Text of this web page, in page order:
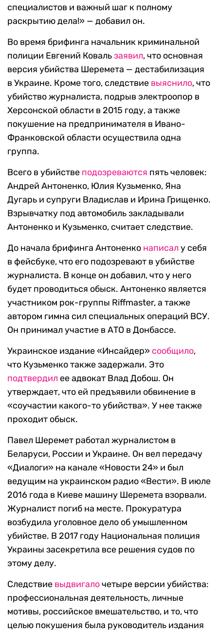
специалистов и важный шаг к полному
раскрытию дела!» — добавил он.
Во время брифинга начальник криминальной
полиции Евгений Ковальзаявил, что основная
версия убийства Шеремета — дестабилизация
в Украине. Кроме того, следствие выяснило, что
убийство журналиста, подрыв электроопор в
Херсонской области в 2015 году, а также
покушение на предпринимателя в Ивано-
Франковской области осуществила одна
группа.
Всего в убийстве подозреваются пять человек:
Андрей Антоненко, Юлия Кузьменко, Яна
Дугарь и супруги Владислав и Ирина Грищенко.
Взрывчатку под автомобиль закладывали
Антоненко и Кузьменко, считает следствие.
До начала брифинга Антоненко написал у себя
в фейсбуке, что его подозревают в убийстве
журналиста. В конце он добавил, что у него
будет проводиться обыск. Антоненко является
участником рок-группы Riffmaster, а также
автором гимна сил специальных операций ВСУ.
Он принимал участие в АТО в Донбассе.
Украинское издание «Инсайдер» сообщило,
что Кузьменко также задержали. Это
подтвердил ее адвокат Влад Добош. Он
утверждает, что ей предъявили обвинение в
«соучастии какого-то убийства». У нее также
проходит обыск.
Павел Шеремет работал журналистом в
Беларуси, России и Украине. Он вел передачу
«Диалоги» на канале «Новости 24» и был
ведущим на украинском радио «Вести». В июле
2016 года в Киеве машину Шеремета взорвали.
Журналист погиб на месте. Прокуратура
возбудила уголовное дело об умышленном
убийстве. В 2017 году Национальная полиция
Украины засекретила все решения судов по
этому делу.
Следствие выдвигалочетыре версии убийства:
профессиональная деятельность, личные
мотивы, российское вмешательство, и то, что
целью покушения была руководитель издания